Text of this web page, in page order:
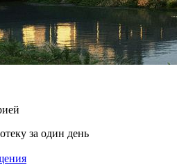
за один день